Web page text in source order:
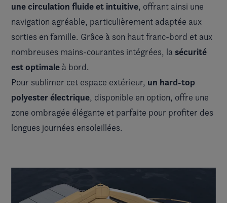
une circulation fluide et intuitive, offrant ainsi une
navigation agréable, particulièrement adaptée aux
sorties en famille. Grâce à son haut franc-bord et aux
nombreuses mains-courantes intégrées, la sécurité
est optimale à bord.
Pour sublimer cet espace extérieur, un hard-top
polyester électrique, disponible en option, offre une
zone ombragée élégante et parfaite pour profiter des
longues journées ensoleillées.